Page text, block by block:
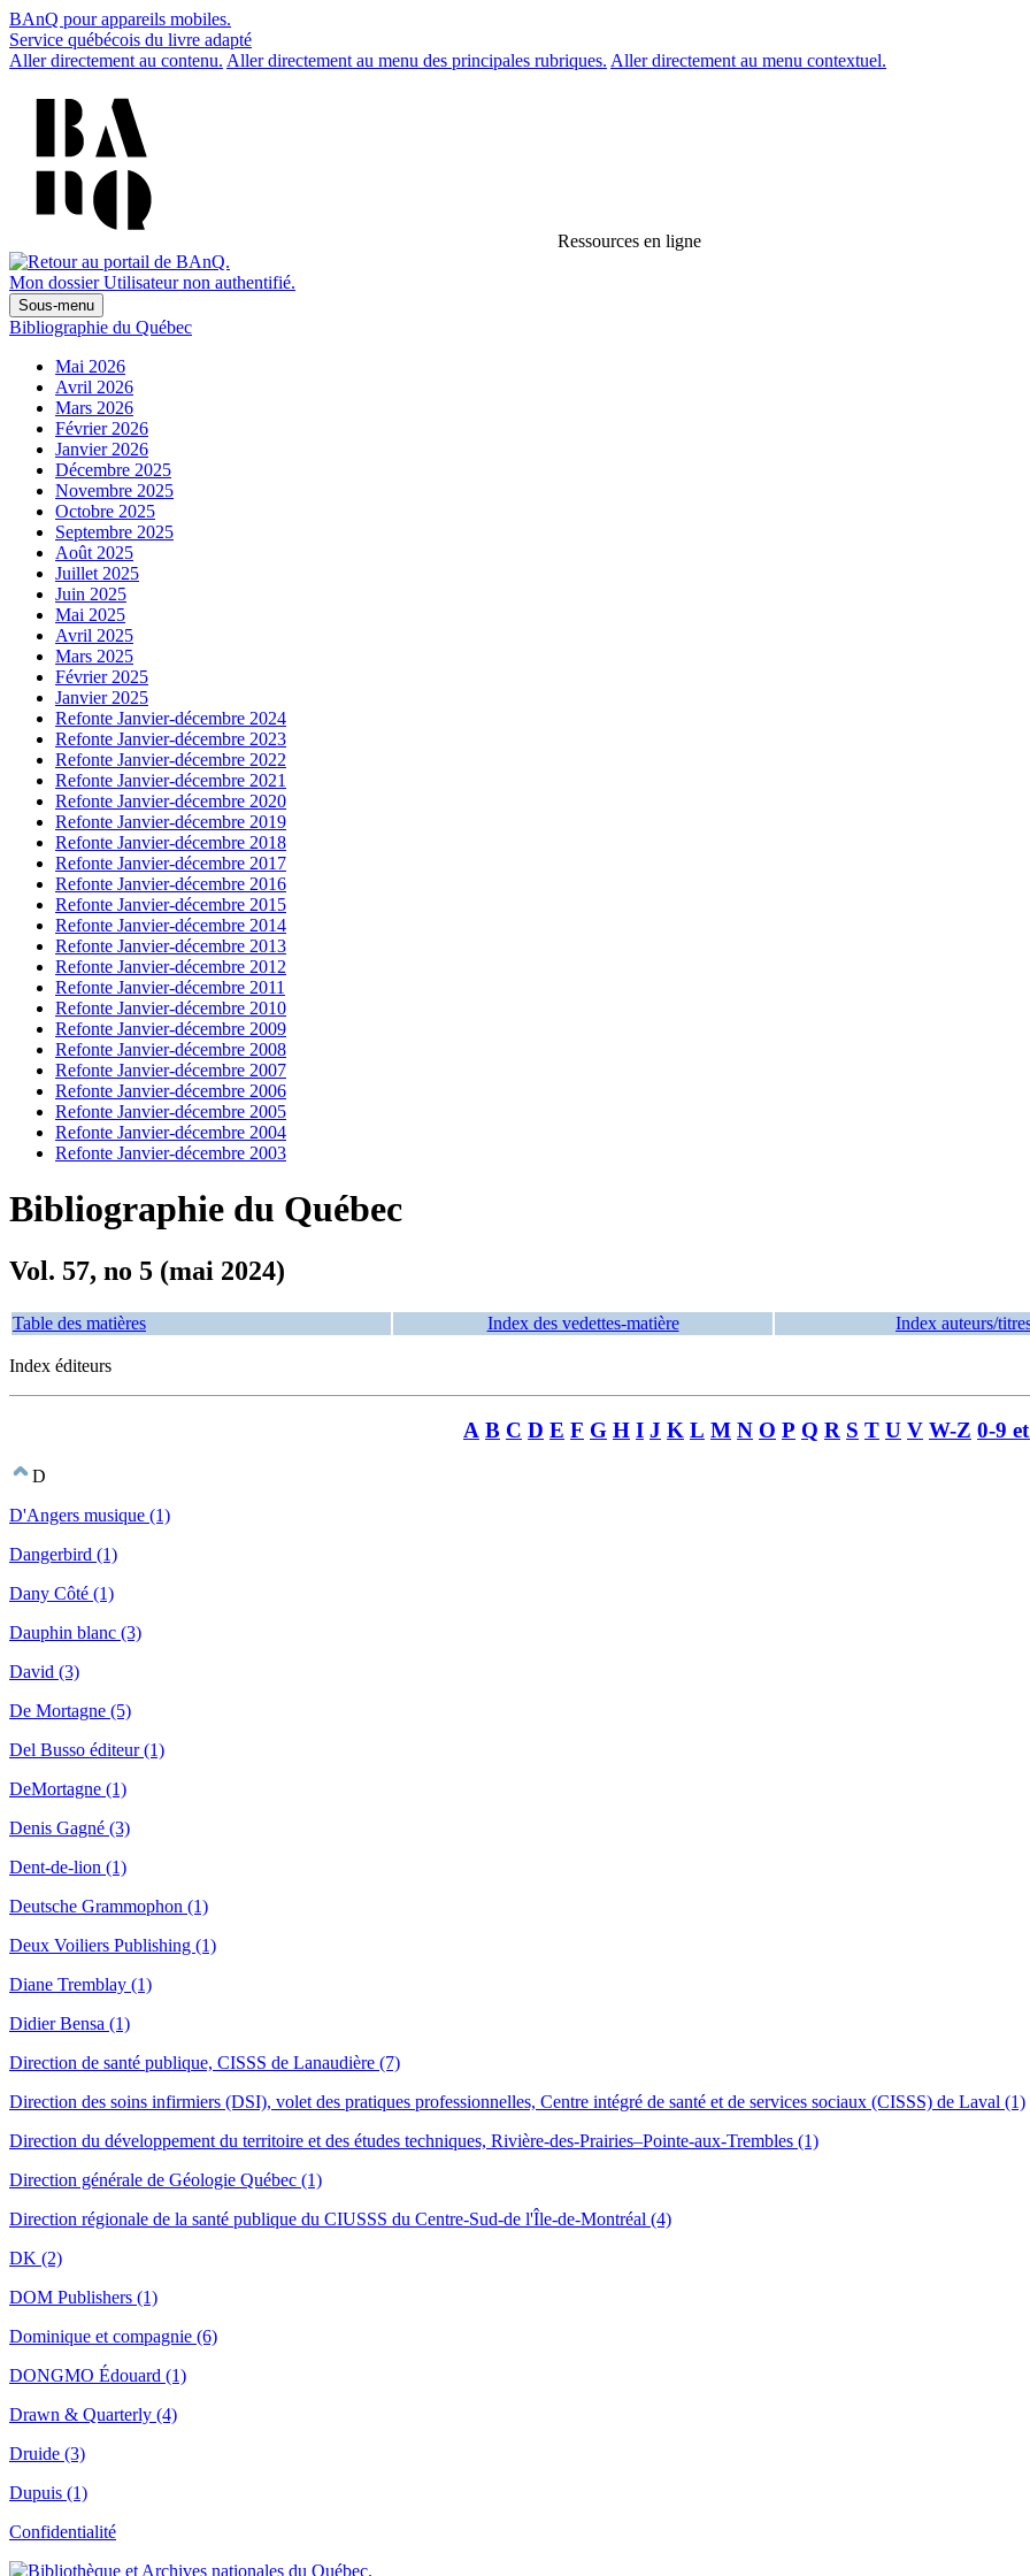
BAnQ pour appareils mobiles.
Service québécois du livre adapté
Aller directement au contenu. Aller directement au menu des principales rubriques. Aller directement au menu contextuel.
Ressources en ligne
Mon dossier Utilisateur non authentifié.
Sous-menu
Bibliographie du Québec
Mai 2026
Avril 2026
Mars 2026
Février 2026
Janvier 2026
Décembre 2025
Novembre 2025
Octobre 2025
Septembre 2025
Août 2025
Juillet 2025
Juin 2025
Mai 2025
Avril 2025
Mars 2025
Février 2025
Janvier 2025
Refonte Janvier-décembre 2024
Refonte Janvier-décembre 2023
Refonte Janvier-décembre 2022
Refonte Janvier-décembre 2021
Refonte Janvier-décembre 2020
Refonte Janvier-décembre 2019
Refonte Janvier-décembre 2018
Refonte Janvier-décembre 2017
Refonte Janvier-décembre 2016
Refonte Janvier-décembre 2015
Refonte Janvier-décembre 2014
Refonte Janvier-décembre 2013
Refonte Janvier-décembre 2012
Refonte Janvier-décembre 2011
Refonte Janvier-décembre 2010
Refonte Janvier-décembre 2009
Refonte Janvier-décembre 2008
Refonte Janvier-décembre 2007
Refonte Janvier-décembre 2006
Refonte Janvier-décembre 2005
Refonte Janvier-décembre 2004
Refonte Janvier-décembre 2003
Bibliographie du Québec
Vol. 57, no 5 (mai 2024)
Table des matières Index des vedettes-matière Index auteurs/
Index éditeurs
A B C D E F G H I J K L M N O P Q R S T U V W-Z 0-9
D
D'Angers musique (1)
Dangerbird (1)
Dany Côté (1)
Dauphin blanc (3)
David (3)
De Mortagne (5)
Del Busso éditeur (1)
DeMortagne (1)
Denis Gagné (3)
Dent-de-lion (1)
Deutsche Grammophon (1)
Deux Voiliers Publishing (1)
Diane Tremblay (1)
Didier Bensa (1)
Direction de santé publique, CISSS de Lanaudière (7)
Direction des soins infirmiers (DSI), volet des pratiques professionnelles, Centre intégré de santé et de services sociaux (CISSS) de Laval (1)
Direction du développement du territoire et des études techniques, Rivière-des-Prairies–Pointe-aux-Trembles (1)
Direction générale de Géologie Québec (1)
Direction régionale de la santé publique du CIUSSS du Centre-Sud-de l'Île-de-Montréal (4)
DK (2)
DOM Publishers (1)
Dominique et compagnie (6)
DONGMO Édouard (1)
Drawn & Quarterly (4)
Druide (3)
Dupuis (1)
Confidentialité